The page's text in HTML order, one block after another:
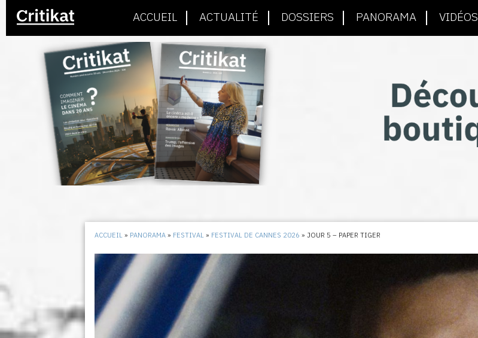
ACCUEIL ACTUALITÉ DOSSIERS PANORAMA VIDÉOS
ACCUEIL » PANORAMA » FESTIVAL » FESTIVAL DE CANNES 2026 »JOUR 5 – PAPER TIGER